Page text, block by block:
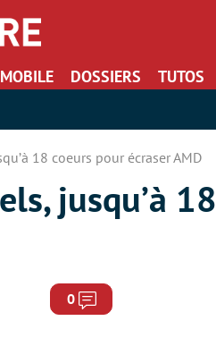
DOSSIERS TUTOS
18 coeurs pour écraser AMD
jusqu’à 18
0 Commentaires